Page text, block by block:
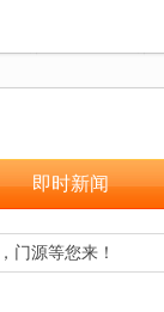
即时新闻
源等您来！